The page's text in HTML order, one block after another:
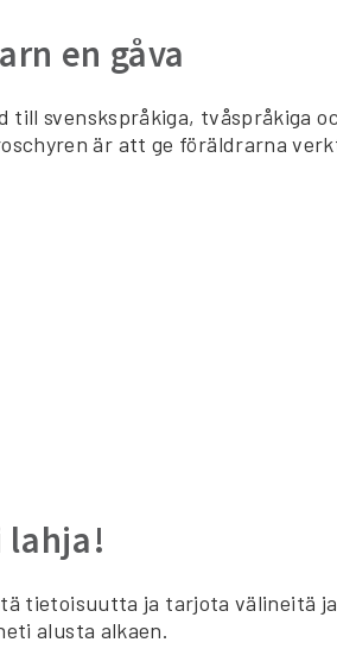
en gåva
till svenskspråkiga, tvåspråkiga
är att ge föräldrarna
lahja!
tietoisuutta ja tarjota välineitä
alusta alkaen.